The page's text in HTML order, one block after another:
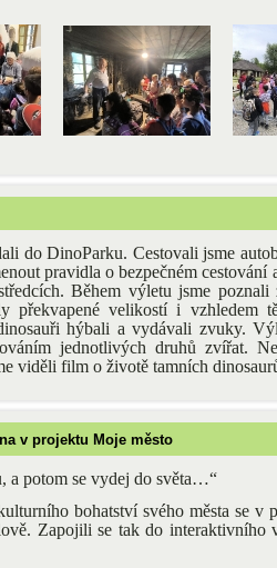
do DinoParku. Cestovali jsme
pravidla o bezpečném cestování
Během výletu jsme poznali
překvapené velikostí i vzhledem
hýbali a vydávali zvuky.
jednotlivých druhů zvířat.
viděli film o životě tamních
v projektu Moje město
a potom se vydej do světa…“
bohatství svého města se v
Zapojili se tak do interaktivního